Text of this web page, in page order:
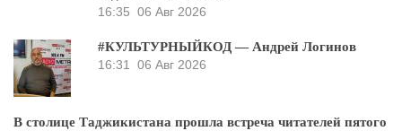
16:35 06 Авг 2026
#КУЛЬТУРНЫЙКОД — Андрей Логинов
16:31
06 Авг 2026
В столице Таджикистана прошла встреча читателей пятого